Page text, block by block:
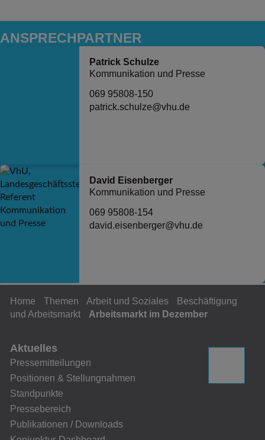
ANSPRECH­PARTNER
Patrick Schulze
Kommunikation und Presse
069 95808-150
patrick.schulze@vhu.de
David Eisenberger
Kommunikation und Presse
069 95808-154
david.eisenberger@vhu.de
Home Themen Arbeit und Soziales
Beschäftigung
und Arbeitsmarkt
Arbeitsmarkt im Dezember
Aktuelles
Pressemitteilungen
Positionen & Stellungnahmen
Standpunkte
Pressebereich
Publikationen / Downloads